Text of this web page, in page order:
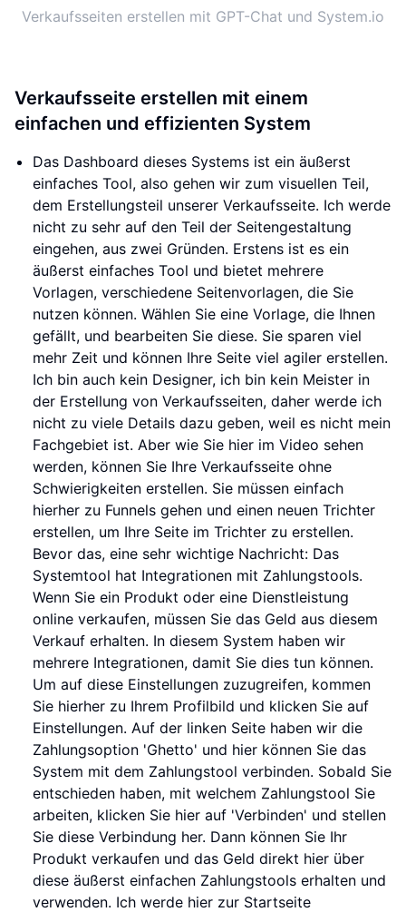
Verkaufsseiten erstellen mit GPT-Chat und System.io
Verkaufsseite erstellen mit einem
einfachen und effizienten System
Das Dashboard dieses Systems ist ein äußerst
einfaches Tool, also gehen wir zum visuellen Teil,
dem Erstellungsteil unserer Verkaufsseite. Ich werde
nicht zu sehr auf den Teil der Seitengestaltung
eingehen, aus zwei Gründen. Erstens ist es ein
äußerst einfaches Tool und bietet mehrere
Vorlagen, verschiedene Seitenvorlagen, die Sie
nutzen können. Wählen Sie eine Vorlage, die Ihnen
gefällt, und bearbeiten Sie diese. Sie sparen viel
mehr Zeit und können Ihre Seite viel agiler erstellen.
Ich bin auch kein Designer, ich bin kein Meister in
der Erstellung von Verkaufsseiten, daher werde ich
nicht zu viele Details dazu geben, weil es nicht mein
Fachgebiet ist. Aber wie Sie hier im Video sehen
werden, können Sie Ihre Verkaufsseite ohne
Schwierigkeiten erstellen. Sie müssen einfach
hierher zu Funnels gehen und einen neuen Trichter
erstellen, um Ihre Seite im Trichter zu erstellen.
Bevor das, eine sehr wichtige Nachricht: Das
Systemtool hat Integrationen mit Zahlungstools.
Wenn Sie ein Produkt oder eine Dienstleistung
online verkaufen, müssen Sie das Geld aus diesem
Verkauf erhalten. In diesem System haben wir
mehrere Integrationen, damit Sie dies tun können.
Um auf diese Einstellungen zuzugreifen, kommen
Sie hierher zu Ihrem Profilbild und klicken Sie auf
Einstellungen. Auf der linken Seite haben wir die
Zahlungsoption 'Ghetto' und hier können Sie das
System mit dem Zahlungstool verbinden. Sobald Sie
entschieden haben, mit welchem Zahlungstool Sie
arbeiten, klicken Sie hier auf 'Verbinden' und stellen
Sie diese Verbindung her. Dann können Sie Ihr
Produkt verkaufen und das Geld direkt hier über
diese äußerst einfachen Zahlungstools erhalten und
verwenden. Ich werde hier zur Startseite